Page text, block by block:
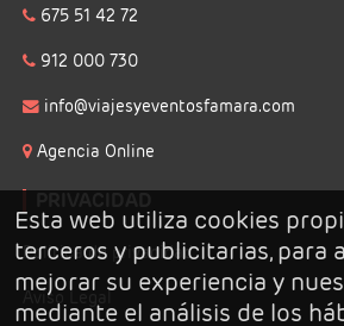
675 51 42 72
912 000 730
info@viajesyeventosfamara.com
Agencia Online
Politica de privacidad
Aviso Legal
Esta web utiliza cookies
terceros y publicitarias, para
mejorar su experiencia y
mediante el análisis de los